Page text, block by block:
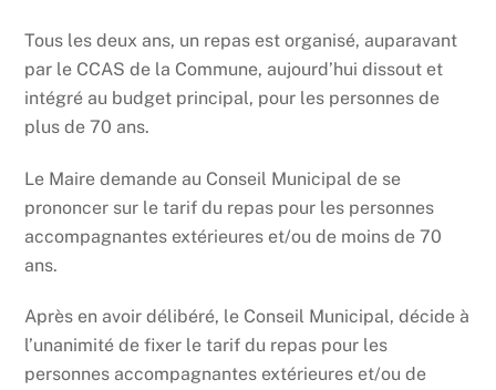
Tous les deux ans, un repas est organisé, auparavant
par le CCAS de la Commune, aujourd’hui dissout et
intégré au budget principal, pour les personnes de
plus de 70 ans.
Le Maire demande au Conseil Municipal de se
prononcer sur le tarif du repas pour les personnes
accompagnantes extérieures et/ou de moins de 70
ans.
Après en avoir délibéré, le Conseil Municipal, décide à
l’unanimité de fixer le tarif du repas pour les
personnes accompagnantes extérieures et/ou de